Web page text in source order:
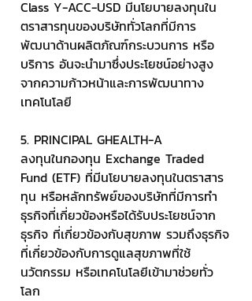
Class Y-ACC-USD มีนโยบายลงทุนใน
ตราสารทุนของบริษัททั่วโลกที่มีการ
พัฒนาด้านผลิตภัณฑ์กระบวนการ หรือ
บริการ อันจะนํามาซึ่งประโยชน์อย่างสูง
จากความก้าวหน้าและการพัฒนาทาง
เทคโนโลยี
5. PRINCIPAL GHEALTH-A
ลงทุนในกองทุน Exchange Traded
Fund (ETF) ที่มีนโยบายลงทุนในตราสาร
ทุน หรือหลักทรัพย์ของบริษัทที่มีการทํา
ธุรกิจที่เกี่ยวข้องหรือได้รับประโยชน์จาก
ธุรกิจ ที่เกี่ยวข้องกับสุขภาพ รวมถึงธุรกิจ
ที่เกี่ยวข้องกับการดูแลสุขภาพที่ใช้
นวัตกรรม หรือเทคโนโลยีเข้ามาช่วยทั่ว
โลก